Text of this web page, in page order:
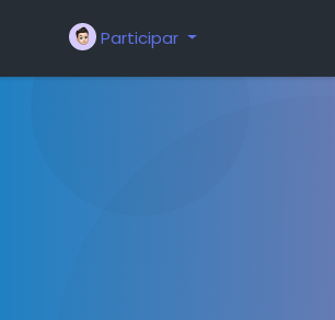
Participar